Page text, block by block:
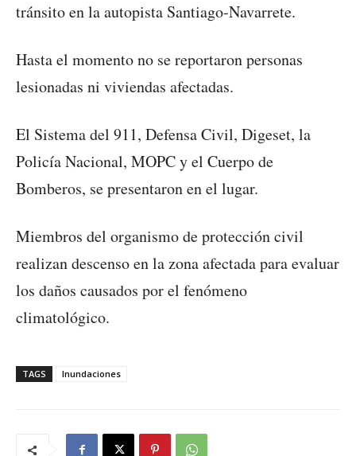
tránsito en la autopista Santiago-Navarrete.
Hasta el momento no se reportaron personas
lesionadas ni viviendas afectadas.
El Sistema del 911, Defensa Civil, Digeset, la
Policía Nacional, MOPC y el Cuerpo de
Bomberos, se presentaron en el lugar.
Miembros del organismo de protección civil
realizan descenso en la zona afectada para evaluar
los daños causados por el fenómeno
climatológico.
TAGS Inundaciones